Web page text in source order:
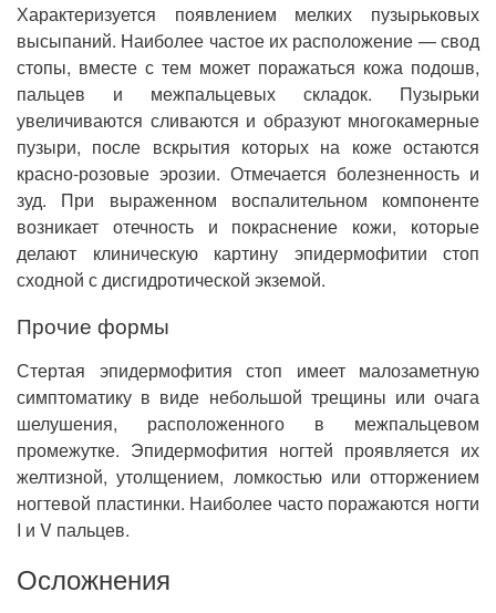
Характеризуется появлением мелких пузырьковых
высыпаний. Наиболее частое их расположение — свод
стопы, вместе с тем может поражаться кожа подошв,
пальцев и межпальцевых складок. Пузырьки
увеличиваются сливаются и образуют многокамерные
пузыри, после вскрытия которых на коже остаются
красно-розовые эрозии. Отмечается болезненность и
зуд. При выраженном воспалительном компоненте
возникает отечность и покраснение кожи, которые
делают клиническую картину эпидермофитии стоп
сходной с дисгидротической экземой.
Прочие формы
Стертая эпидермофития стоп имеет малозаметную
симптоматику в виде небольшой трещины или очага
шелушения, расположенного в межпальцевом
промежутке. Эпидермофития ногтей проявляется их
желтизной, утолщением, ломкостью или отторжением
ногтевой пластинки. Наиболее часто поражаются ногти
I и V пальцев.
Осложнения